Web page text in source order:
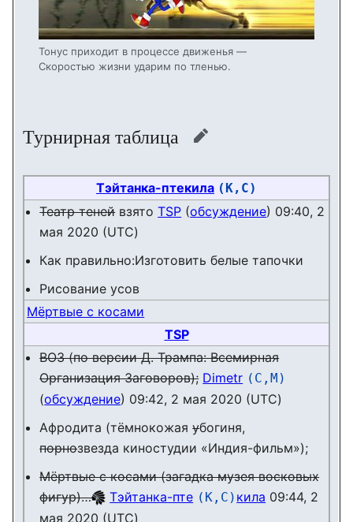
Тонус приходит в процессе движенья —
Скоростью жизни ударим по тленью.
Турнирная таблица править
Тэйтанка-птекила (К,С)
Театр тенейвзятоTSP (обсуждение) 09:40, 2
мая 2020 (UTC)
Как правильно:Изготовить белые тапочки
Рисование усов
Мёртвые с косами
TSP
ВОЗ (по версии Д. Трампа: Всемирная
Организация Заговоров); Dimetr (С,М)
(обсуждение) 09:42, 2 мая 2020 (UTC)
Афродита (тёмнокожаяубогиня,
порнозвезда киностудии «Индия-фильм»);
Мёртвые с косами (загадка музея восковых
фигур)…
Тэйтанка-пте (К,С) кила 09:44, 2
мая 2020 (UTC)